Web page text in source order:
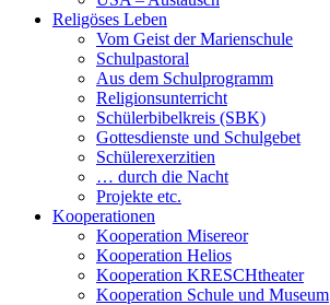
Religöses Leben
Vom Geist der Marienschule
Schulpastoral
Aus dem Schulprogramm
Religionsunterricht
Schülerbibelkreis (SBK)
Gottesdienste und Schulgebet
Schülerexerzitien
… durch die Nacht
Projekte etc.
Kooperationen
Kooperation Misereor
Kooperation Helios
Kooperation KRESCHtheater
Kooperation Schule und Museum